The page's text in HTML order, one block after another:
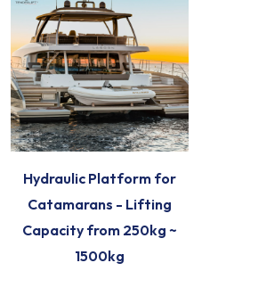
Hydraulic Platform for
Catamarans - Lifting
Capacity from 250kg ~
1500kg